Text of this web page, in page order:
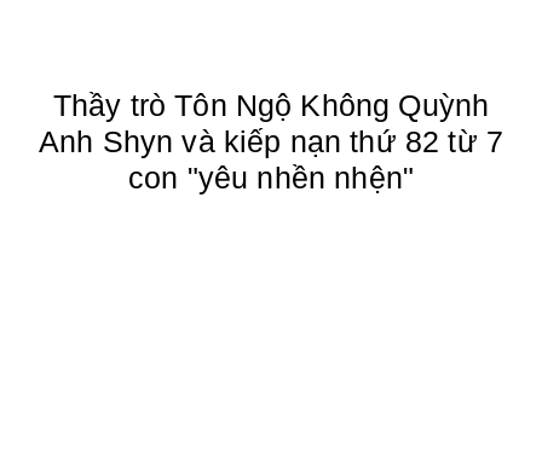
Thầy trò Tôn Ngộ Không Quỳnh
Anh Shyn và kiếp nạn thứ 82 từ 7
con "yêu nhền nhện"